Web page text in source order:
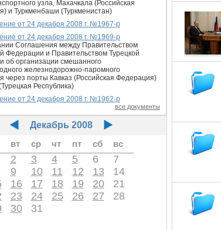
узла, Махачкала (Российская
и Туркменбаши (Туркменистан)
от 24 декабря 2008 г. №1967-р
от 24 декабря 2008 г. №1969-р
Соглашения между Правительством
Федерации и Правительством Турецкой
об организации смешанного
железнодорожно-паромного
через порты Кавказ (Российская Федерация)
Республика)
от 24 декабря 2008 г. №1962-р
все документы
Декабрь 2008
вт ср чт пт сб вс
2 3 4 5 6
7
9 10 11 12 13
14
16 17 18 19 20
21
23 24 25 26 27
28
30 31